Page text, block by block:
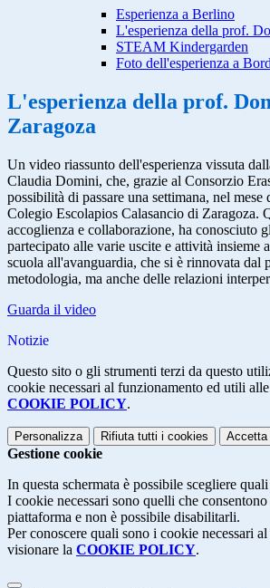
Esperienza a Berlino
L'esperienza della prof.
STEAM Kindergarden
Foto dell'esperienza a
L'esperienza della prof.
Zaragoza
Un video riassunto dell'esperienza vissuta
Claudia Domini, che, grazie al Consorzio
possibilità di passare una settimana, nel mese
Colegio Escolapios Calasancio di Zaragoza.
accoglienza e collaborazione, ha conosciuto
partecipato alle varie uscite e attività insieme
scuola all'avanguardia, che si è rinnovata dal
metodologia, ma anche delle relazioni
Guarda il video
Notizie
Questo sito o gli strumenti terzi da questo
cookie necessari al funzionamento ed utili
COOKIE POLICY.
Personalizza Rifiuta tutti i cookies Accetta
Gestione cookie
In questa schermata è possibile scegliere
I cookie necessari sono quelli che
piattaforma e non è possibile disabilitarli.
Per conoscere quali sono i cookie necessari
visionare la COOKIE POLICY.